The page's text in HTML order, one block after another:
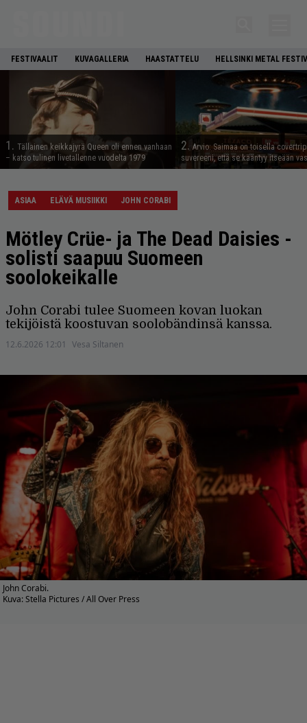
FESTIVAALIT KUVAGALLERIA HAASTATTELU HELLSINKI METAL
1. Tällainen keikkajyrä Queen oli ennen vanhaan
– katso tulinen livetallenne vuodelta 1979
2. Arvio: Saimaa on toisella
suvereeni, että se kääntyy itseään
ASIAA ELÄVÄ MUSIIKKI JOHN CORABI
Mötley Crüe- ja The Dead Daisies -
solisti saapuu Suomeen
soolokeikalle
John Corabi tulee Suomeen kovan luokan
tekijöistä koostuvan soolobändinsä kanssa.
12.6.2026 12:01 Vesa Siltanen
John Corabi.
Kuva: Stella Pictures / All Over Press